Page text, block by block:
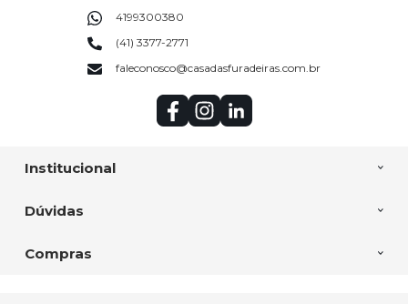
Institucional
Dúvidas
Compras
4199300380
(41) 3377-2771
faleconosco@casadasfuradeiras.com.br